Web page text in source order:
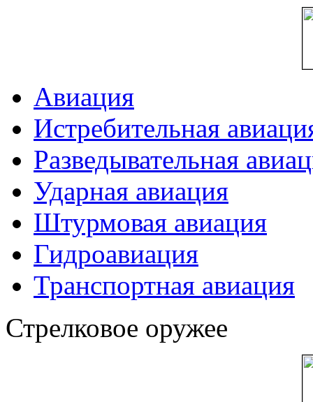
Авиация
Истребительная
Разведывательная
Ударная авиация
Штурмовая авиация
Гидроавиация
Транспортная авиация
Стрелковое оружее